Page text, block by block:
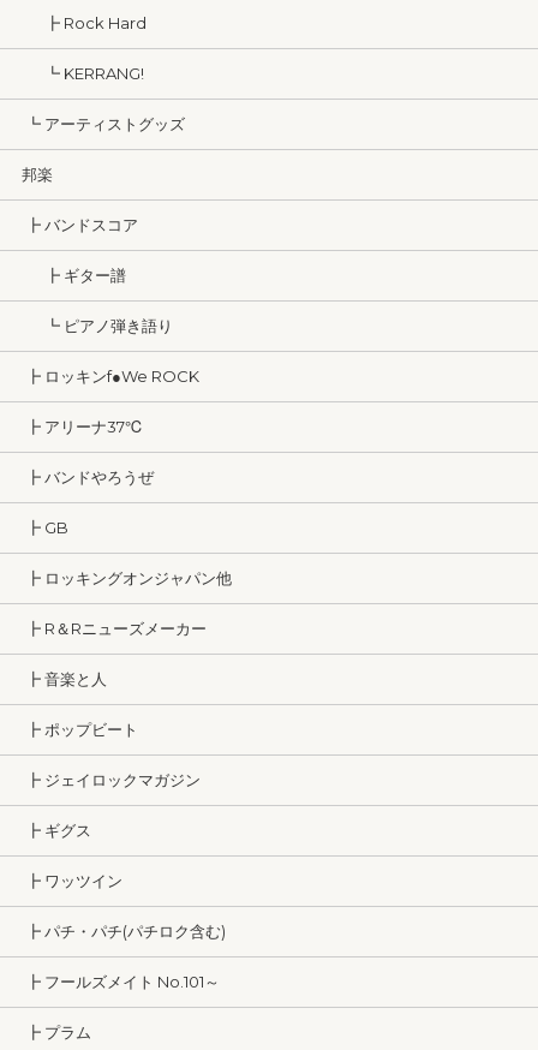
┣ Rock Hard
┗ KERRANG!
┗ アーティストグッズ
邦楽
┣ バンドスコア
┣ ギター譜
┗ ピアノ弾き語り
┣ ロッキンf●We ROCK
┣ アリーナ37℃
┣ バンドやろうぜ
┣ GB
┣ ロッキングオンジャパン他
┣ R＆Rニューズメーカー
┣ 音楽と人
┣ ポップビート
┣ ジェイロックマガジン
┣ ギグス
┣ ワッツイン
┣ パチ・パチ(パチロク含む)
┣ フールズメイト No.101～
┣ プラム